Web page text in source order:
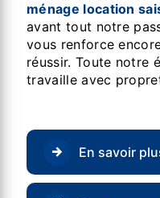
ménage location
avant tout notre
vous renforce
réussir. Toute notre
travaille avec
En savoir